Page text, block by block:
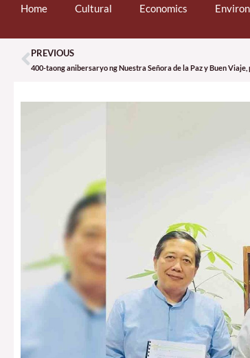
Home Cultural Economics
Prev
PREVIOUS
400-taong anibersaryo ng Nuestra Señora de la Paz y Buen